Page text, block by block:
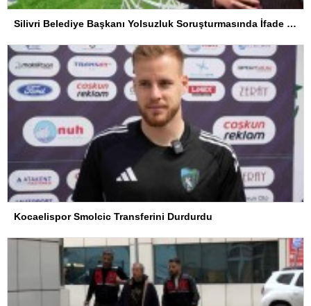
Silivri Belediye Başkanı Yolsuzluk Soruşturmasında İfade Verdi
Kocaelispor Smolcic Transferini Durdurdu